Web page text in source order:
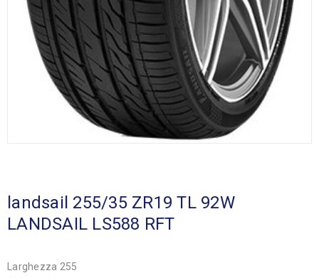
landsail 255/35 ZR19 TL 92W
LANDSAIL LS588 RFT
Larghezza 255